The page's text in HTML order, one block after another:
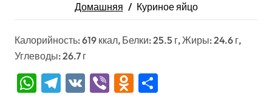
Домашняя Куриное яйцо
Калорийность: 619 ккал, Белки: 25.5 г, Жиры: 24.6 г,
Углеводы: 26.7 г
WhatsApp
Telegram
VK ViberOdnoklassniki